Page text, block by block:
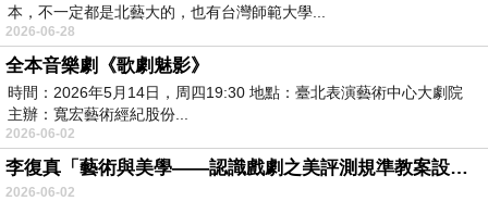
本，不一定都是北藝大的，也有台灣師範大學...
2026-06-28
全本音樂劇《歌劇魅影》
時間：2026年5月14日，周四19:30 地點：臺北表演藝術中心大劇院
主辦：寬宏藝術經紀股份...
2026-06-02
李復真「藝術與美學——認識戲劇之美評測規準教案設計」回饋意見
2026-06-02